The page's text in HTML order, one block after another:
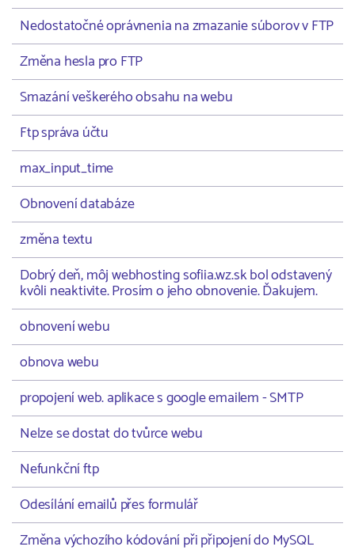
Nedostatočné oprávnenia na zmazanie súborov v FTP
Změna hesla pro FTP
Smazání veškerého obsahu na webu
Ftp správa účtu
max_input_time
Obnovení databáze
změna textu
Dobrý deň, môj webhosting sofiia.wz.sk bol odstavený
kvôli neaktivite. Prosím o jeho obnovenie. Ďakujem.
obnovení webu
obnova webu
propojení web. aplikace s google emailem - SMTP
Nelze se dostat do tvůrce webu
Nefunkční ftp
Odesílání emailů přes formulář
Změna výchozího kódování při připojení do MySQL